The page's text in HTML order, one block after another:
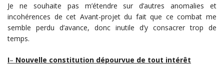
Je ne souhaite pas m’étendre sur d’autres anomalies et
incohérences de cet Avant-projet du fait que ce combat me
semble perdu d’avance, donc inutile d’y consacrer trop de
temps.
I– Nouvelle constitution dépourvue de tout intérêt